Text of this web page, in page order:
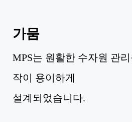
가뭄
MPS는 원활한 수자원 관
작이 용이하게
설계되었습니다.